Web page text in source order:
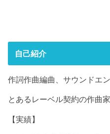
自己紹介
作詞作曲編曲、サウンドエ
とあるレーベル契約の作曲家
【実績】